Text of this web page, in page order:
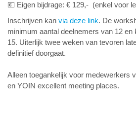
💶 Eigen bijdrage: € 129,- (enkel voor
Inschrijven kan via deze link. De
minimum aantal deelnemers van 12
15. Uiterlijk twee weken van tevoren
definitief doorgaat.
Alleen toegankelijk voor medewerkers
en YOIN excellent meeting places.